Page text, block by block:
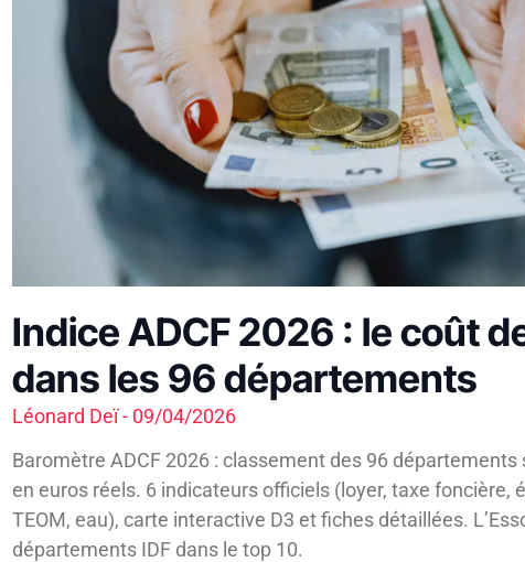
Indice ADCF 2026 : le coût
dans les 96 départements
Léonard Deï 09/04/2026
Baromètre ADCF 2026 : classement des 96 départements
en euros réels. 6 indicateurs officiels (loyer, taxe foncière,
TEOM, eau), carte interactive D3 et fiches détaillées.
départements IDF dans le top 10.